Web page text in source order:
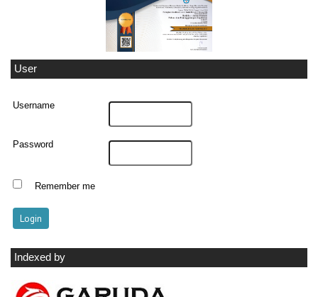
User
Username
Password
Remember me
Indexed by